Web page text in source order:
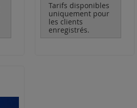
Tarifs disponibles
uniquement pour
les clients
enregistrés.